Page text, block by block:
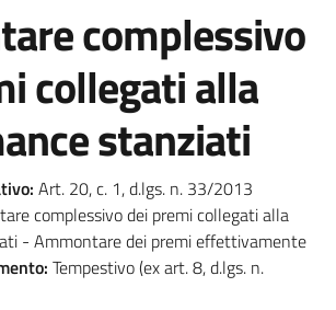
complessivo
collegati alla
stanziati
Art. 20, c. 1, d.lgs. n. 33/2013
complessivo dei premi collegati alla
- Ammontare dei premi effettivamente
Tempestivo (ex art. 8, d.lgs. n.